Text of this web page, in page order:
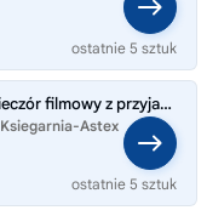
ostatnie 5 sztuk
LEGO Friends 42642 Wieczór filmowy z przyjaciółmi
Ksiegarnia-Astex
ostatnie 5 sztuk